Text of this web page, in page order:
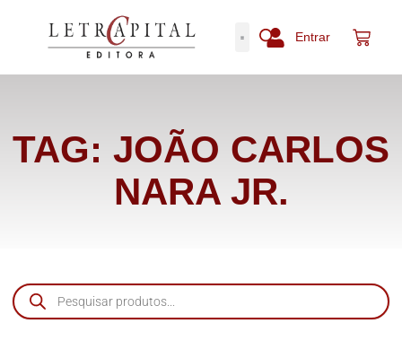
Entrar
TAG: JOÃO CARLOS
NARA JR.